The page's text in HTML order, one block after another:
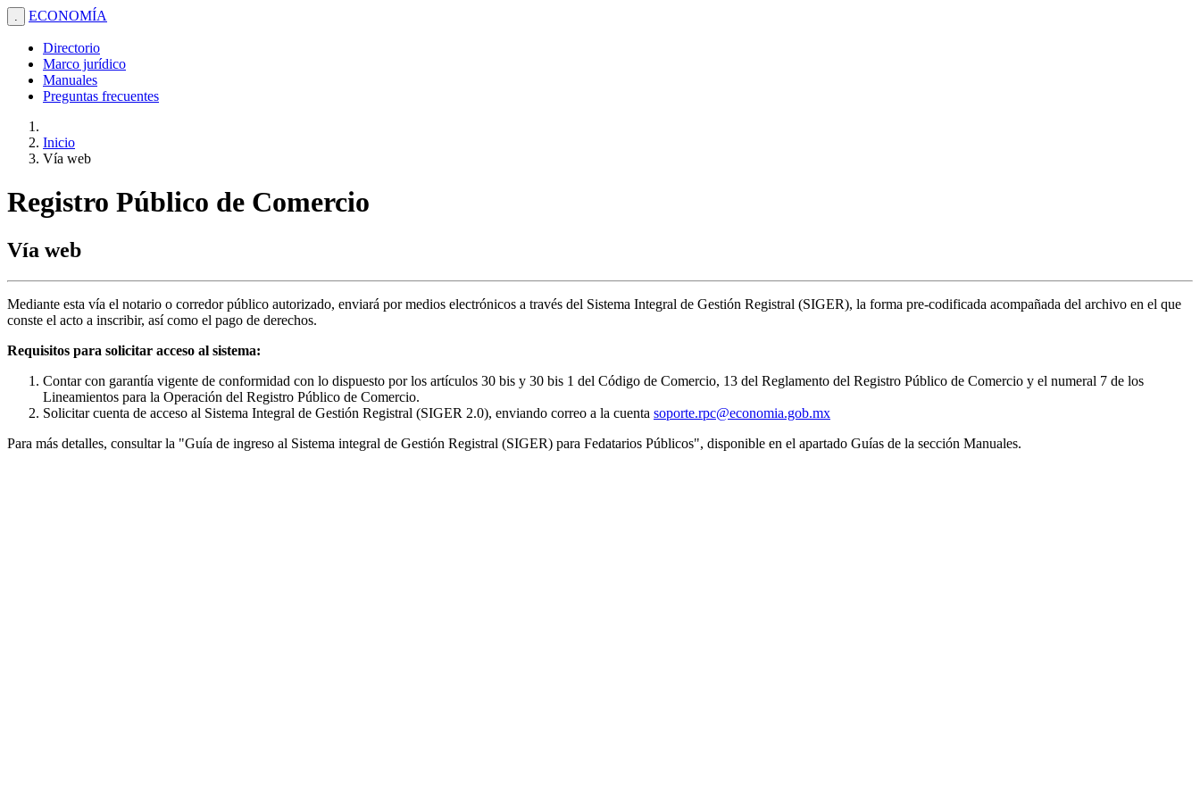
. ECONOMÍA
Directorio
Marco jurídico
Manuales
Preguntas frecuentes
Inicio
Vía web
Registro Público de Comercio
Vía web
Mediante esta vía el notario o corredor público autorizado, enviará por medios electrónicos a través del Sistema Integral de Gestión Registral (SIGER), la forma pre-codificada acompañada del archivo en el que
conste el acto a inscribir, así como el pago de derechos.
Requisitos para solicitar acceso al sistema:
Contar con garantía vigente de conformidad con lo dispuesto por los artículos 30 bis y 30 bis 1 del Código de Comercio, 13 del Reglamento del Registro Público de Comercio y el numeral 7 de los
Lineamientos para la Operación del Registro Público de Comercio.
Solicitar cuenta de acceso al Sistema Integral de Gestión Registral (SIGER 2.0), enviando correo a la cuenta soporte.rpc@economia.gob.mx
Para más detalles, consultar la "Guía de ingreso al Sistema integral de Gestión Registral (SIGER) para Fedatarios Públicos", disponible en el apartado Guías de la sección Manuales.